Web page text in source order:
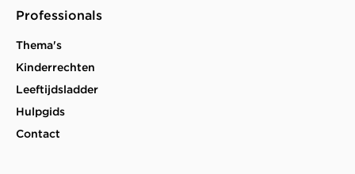
Professionals
Thema's
Kinderrechten
Leeftijdsladder
Hulpgids
Contact